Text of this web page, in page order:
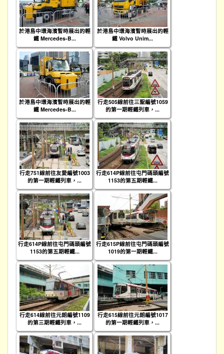
於港島中環海濱暫時展出的輕
鐵 Mercedes-B...
於港島中環海濱暫時展出的輕
鐵 Volvo Unim...
於港島中環海濱暫時展出的輕
鐵 Mercedes-B...
行走505線前往三聖編號1059
的第一期輕鐵列車，...
行走751線前往友愛編號1003
的第一期輕鐵列車，...
行走614P線前往屯門碼頭編號
1153的第五期輕鐵...
行走614P線前往屯門碼頭編號
1153的第五期輕鐵...
行走615P線前往屯門碼頭編號
1019的第一期輕鐵...
行走614線前往元朗編號1109
的第三期輕鐵列車，...
行走615線前往元朗編號1017
的第一期輕鐵列車，...